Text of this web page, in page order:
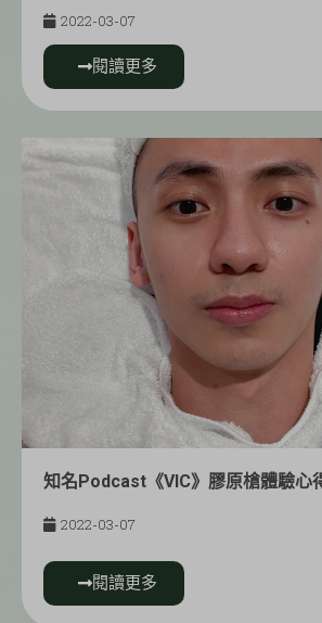
2022-03-07
閱讀更多
知名Podcast《VIC》膠原槍體驗心
2022-03-07
閱讀更多